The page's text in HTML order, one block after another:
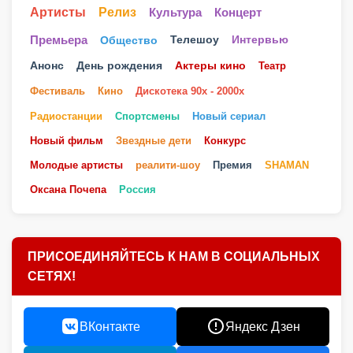
Артисты Релиз Культура Концерт
Премьера Общество Телешоу Интервью
Анонс День рождения Актеры кино Театр
Фестиваль Кино Дискотека 90х - 2000х
Радиостанции Спортсмены Новый сериал
Новый фильм Звездные дети Конкурс
Молодые артисты реалити-шоу Премия SHAMAN
Оксана Почепа Россия
ПРИСОЕДИНЯЙТЕСЬ К НАМ В СОЦИАЛЬНЫХ
СЕТЯХ!
ВКонтакте Яндекс Дзен